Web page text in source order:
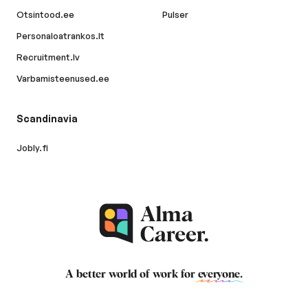
Otsintood.ee
Personaloatrankos.lt
Recruitment.lv
Varbamisteenused.ee
Pulser
Scandinavia
Jobly.fi
A better world of work for everyone.